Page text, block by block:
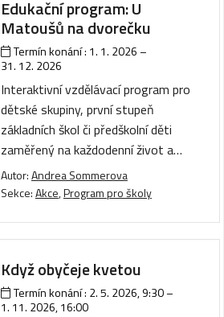
Edukační program: U
Matoušů na dvorečku
Termín konání : 1. 1. 2026 –
31. 12. 2026
Interaktivní vzdělávací program pro
dětské skupiny, první stupeň
základních škol či předškolní děti
zaměřený na každodenní život a…
Autor:Andrea Sommerova
Sekce:Akce,Program pro školy
Když obyčeje kvetou
Termín konání : 2. 5. 2026, 9:30–
1. 11. 2026, 16:00